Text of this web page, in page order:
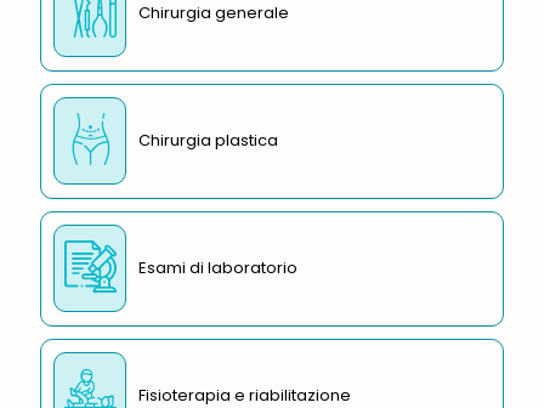
Chirurgia generale
Chirurgia plastica
Esami di laboratorio
Fisioterapia e riabilitazione